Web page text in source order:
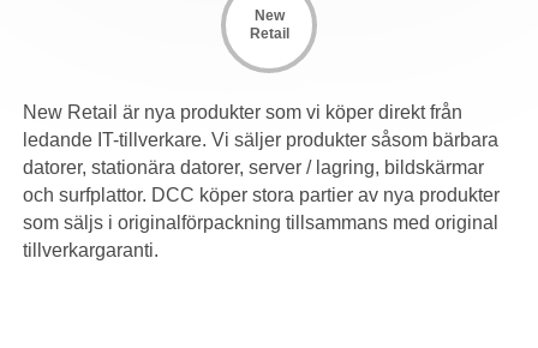
New
Retail
New Retail är nya produkter som vi köper direkt från
ledande IT-tillverkare. Vi säljer produkter såsom bärbara
datorer, stationära datorer, server / lagring, bildskärmar
och surfplattor. DCC köper stora partier av nya produkter
som säljs i originalförpackning tillsammans med original
tillverkargaranti.